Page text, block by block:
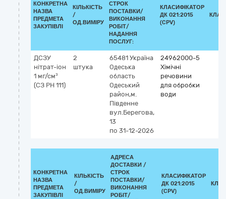
КОНКРЕТНА
НАЗВА
ПРЕДМЕТА
ЗАКУПІВЛІ
КІЛЬКІСТЬ
/
ОД.ВИМІРУ
СТРОК
ПОСТАВКИ/
ВИКОНАННЯ
РОБІТ/
НАДАННЯ
ПОСЛУГ:
КЛАСИФІКАТОР
ДК 021:2015
(CPV)
ДСЗУ
нітрат-іон
1 мг/см³
(СЗ РН 111)
2
штука
65481 Україна
Одеська
область
Одеський
район,м.
Південне
вул.Берегова,
13
по 31-12-2026
24962000-5
Хімічні
речовини
для обробки
води
КОНКРЕТНА
НАЗВА
ПРЕДМЕТА
ЗАКУПІВЛІ
КІЛЬКІСТЬ
/
ОД.ВИМІРУ
АДРЕСА
ДОСТАВКИ /
СТРОК
ПОСТАВКИ/
ВИКОНАННЯ
РОБІТ/
КЛАСИФІКАТОР
ДК 021:2015
(CPV)